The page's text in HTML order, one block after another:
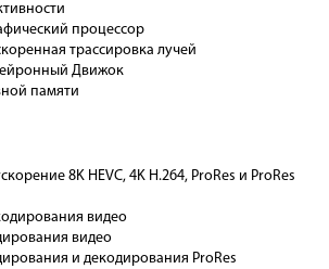
процессор
трассировка лучей
Движок
памяти
8K HEVC, 4K H.264, ProRes и ProRes
видео
видео
и декодирования ProRes